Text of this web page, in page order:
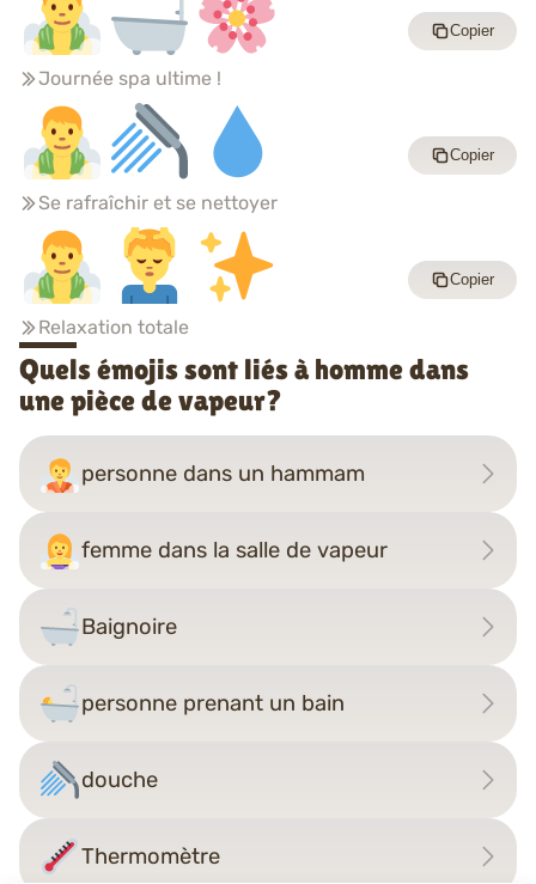
Journée spa ultime !
Copier
Se rafraîchir et se nettoyer
Copier
Relaxation totale
Copier
Quels émojis sont liés à homme dans
une pièce de vapeur?
personne dans un hammam
femme dans la salle de vapeur
Baignoire
personne prenant un bain
douche
Thermomètre